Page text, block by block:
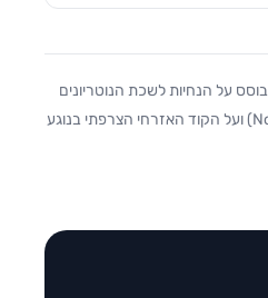
על הנחיות לשכת הנוטריונים
של צרפת (Notaires de France) ועל הקוד האזרחי הצרפתי בנוגע